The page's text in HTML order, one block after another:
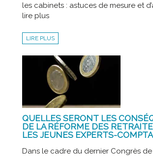
les cabinets : astuces de mesure et
lire plus
LIRE PLUS
QUELLES SERONT LES
DE LA RÉFORME DES
LES JEUNES EXPERTS-
Dans le cadre du dernier Congrès de